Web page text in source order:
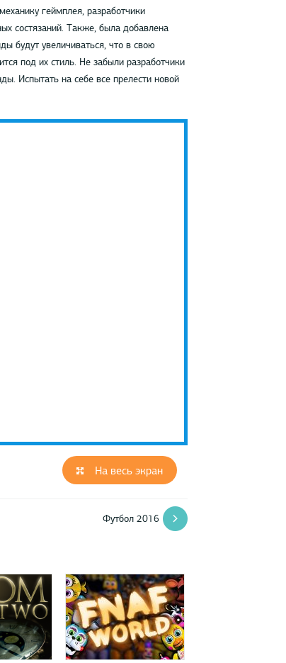
геймплея, разработчики
состязаний. Также, была добавлена
будут увеличиваться, что в свою
под их стиль. Не забыли разработчики
Испытать на себе все прелести новой
На весь экран
Футбол 2016